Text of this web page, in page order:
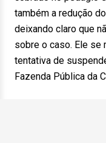
também a redução
deixando claro que
sobre o caso. Ele se
tentativa de
Fazenda Pública da